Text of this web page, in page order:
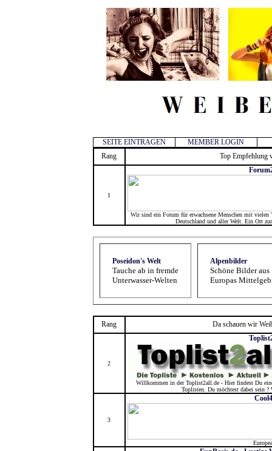
SEITE EINTRAGEN
MEMBER LOGIN
Rang
Top Empfehlung
1
Wir sind ein Forum für erwachsene Menschen mit vielen
Deutschland und aller Welt. Ein Ort
Poseidon's Welt
Tauche ab in fremde
Unterwasser-Welten
Alpenbilder
Schöne Bilder aus
Europas
Rang Da schauen wir
2
Willkommen in der Toplist2all.de - Hier findest Du
Toplisten. Du möchtest dabei sein
3